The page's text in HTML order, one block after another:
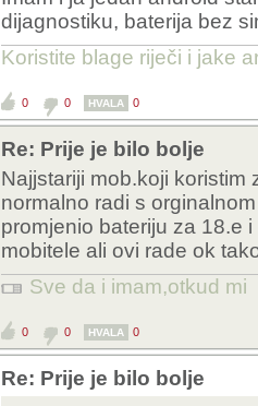
dijagnostiku, baterija bez
Koristite blage riječi i jake
0 0 HVALA 0
Re: Prije je bilo bolje
Najjstariji mob.koji koristim
normalno radi s
promjenio bateriju za 18.e
mobitele ali ovi rade ok
Sve da i imam,otkud mi
0 0 HVALA 0
Re: Prije je bilo bolje